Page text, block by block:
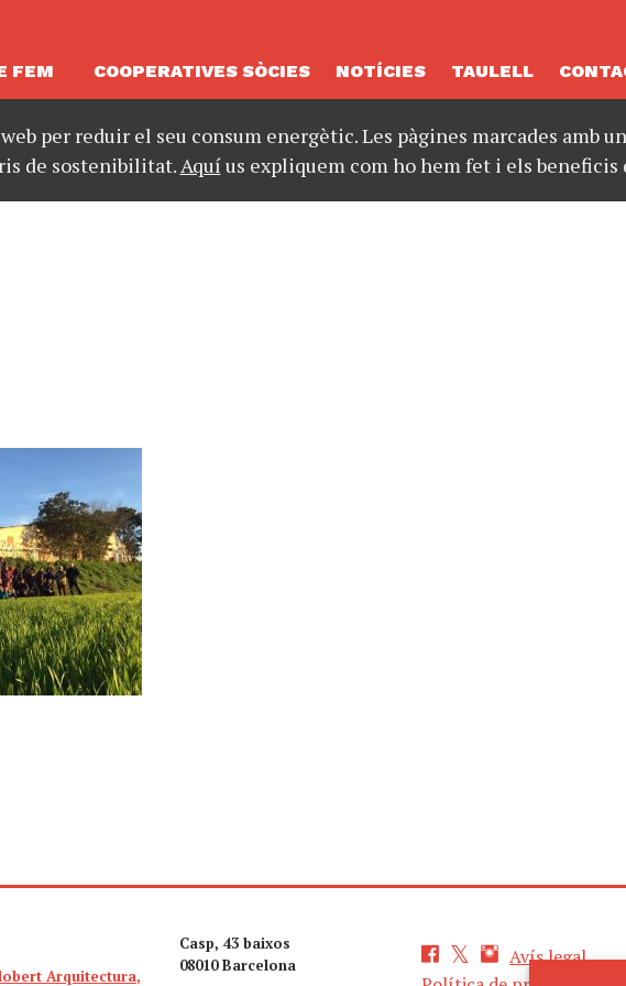
FEM COOPERATIVES SÒCIES NOTÍCIES TAULELL
per reduir el seu consum energètic. Les pàgines marcades amb
de sostenibilitat.Aquíus expliquem com ho hem fet i els beneficis
Arquitectura,
Casp, 43 baixos
08010 Barcelona
Avís legal